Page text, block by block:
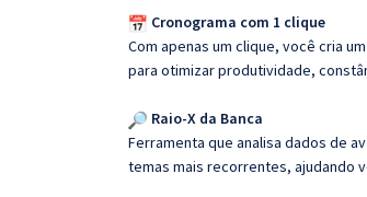
Cronograma com 1 clique
Com apenas um clique, você cria
para otimizar produtividade,
Raio-X da Banca
Ferramenta que analisa dados de
temas mais recorrentes, ajudando